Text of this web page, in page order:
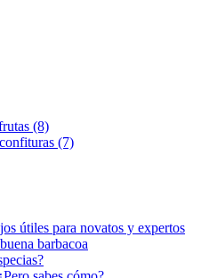
(8)
(7)
útiles para novatos y expertos
barbacoa